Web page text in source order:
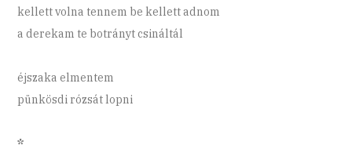
kellett volna tennem be kellett adnom
a derekam te botrányt csináltál
éjszaka elmentem
pünkösdi rózsát lopni
*